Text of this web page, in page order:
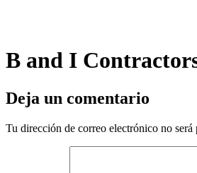
B and I
Deja un comentario
Tu dirección de correo electrónico no será